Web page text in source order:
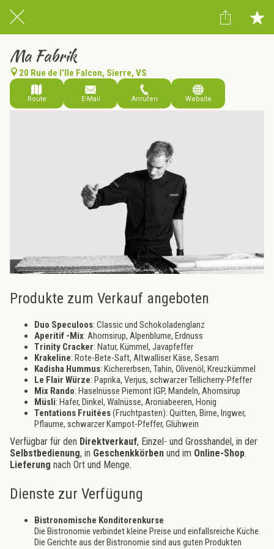
Ma Fabrik
20 Rue de l'Ile Falcon, Sierre, VS
Route E-Mail Anrufen Website
Produkte zum Verkauf angeboten
Duo Speculoos: Classic und Schokoladenglanz
Aperitif -Mix: Ahornsirup, Alpenblume, Erdnuss
Trinity Cracker: Natur, Kümmel, Javapfeffer
Krakeline: Rote-Bete-Saft, Altwalliser Käse, Sesam
Kadisha Hummus: Kichererbsen, Tahin, Olivenöl, Kreuzkümmel
Le Flair Würze: Paprika, Verjus, schwarzer Tellicherry-Pfeffer
Mix Rando: Haselnüsse Piemont IGP, Mandeln, Ahornsirup
Müsli: Hafer, Dinkel, Walnüsse, Aroniabeeren, Honig
Tentations Fruitées(Fruchtpasten): Quitten, Birne, Ingwer,
Pflaume, schwarzer Kampot-Pfeffer, Glühwein
Verfügbar für den Direktverkauf, Einzel- und Grosshandel, in der
Selbstbedienung, in Geschenkkörben und im Online-Shop.
Lieferung nach Ort und Menge.
Dienste zur Verfügung
Bistronomische Konditorenkurse
Die Bistronomie verbindet kleine Preise und einfallsreiche Küche.
Die Gerichte aus der Bistronomie sind aus guten Produkten